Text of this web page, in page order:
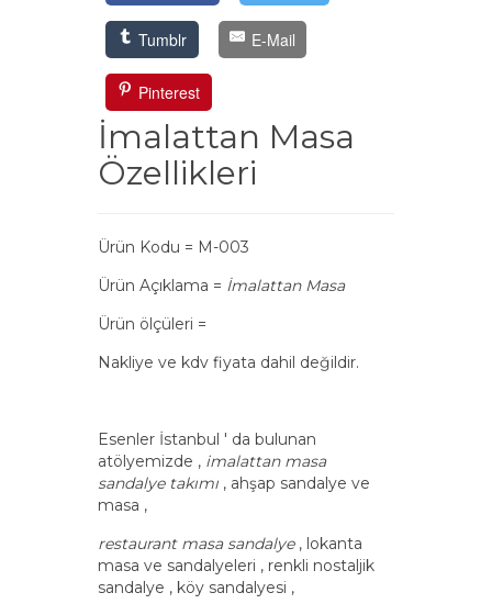
Tumblr E-Mail
Pinterest
İmalattan Masa
Özellikleri
Ürün Kodu = M-003
Ürün Açıklama = İmalattan Masa
Ürün ölçüleri =
Nakliye ve kdv fiyata dahil değildir.
Esenler İstanbul ' da bulunan
atölyemizde , imalattan masa
sandalye takımı , ahşap sandalye ve
masa ,
restaurant masa sandalye , lokanta
masa ve sandalyeleri , renkli nostaljik
sandalye , köy sandalyesi ,